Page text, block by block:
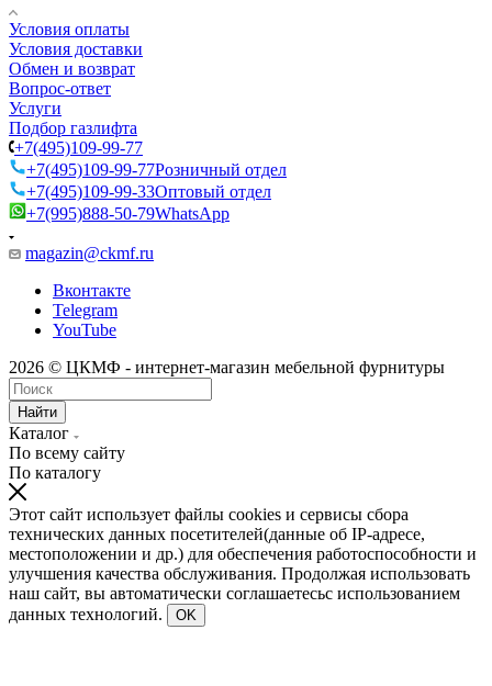
Условия оплаты
Условия доставки
Обмен и возврат
Вопрос-ответ
Услуги
Подбор газлифта
+7(495)109-99-77
+7(495)109-99-77Розничный отдел
+7(495)109-99-33Оптовый отдел
+7(995)888-50-79WhatsApp
magazin@ckmf.ru
Вконтакте
Telegram
YouTube
2026 © ЦКМФ - интернет-магазин мебельной фурнитуры
Найти
Каталог
По всему сайту
По каталогу
Этот сайт использует файлы cookies и сервисы сбора
технических данных посетителей(данные об IP-адресе,
местоположении и др.) для обеспечения работоспособности и
улучшения качества обслуживания. Продолжая использовать
наш сайт, вы автоматически соглашаетесьс использованием
данных технологий.
OK